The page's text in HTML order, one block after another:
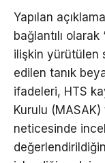
Yapılan
bağlantılı olarak
ilişkin yürütülen
edilen tanık
ifadeleri, HTS
Kurulu
neticesinde